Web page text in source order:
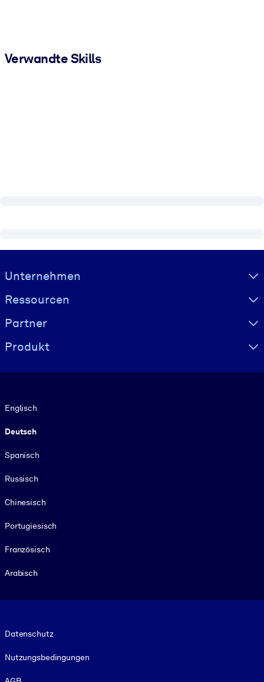
Verwandte Skills
Visually hidden Text
Unternehmen
Ressourcen
Partner
Produkt
Englisch
Deutsch
Spanisch
Russisch
Chinesisch
Portugiesisch
Französisch
Arabisch
Datenschutz
Nutzungsbedingungen